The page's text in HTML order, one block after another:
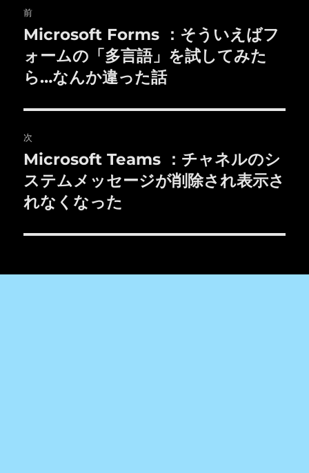
稿
ナ
ビ
ゲ
ー
シ
ョ
ン
前
前
の
投
Microsoft Forms ：そういえばフ
ォームの「多言語」を試してみた
ら…なんか違った話
次
次
の
投
Microsoft Teams ：チャネルのシ
ステムメッセージが削除され表示さ
れなくなった